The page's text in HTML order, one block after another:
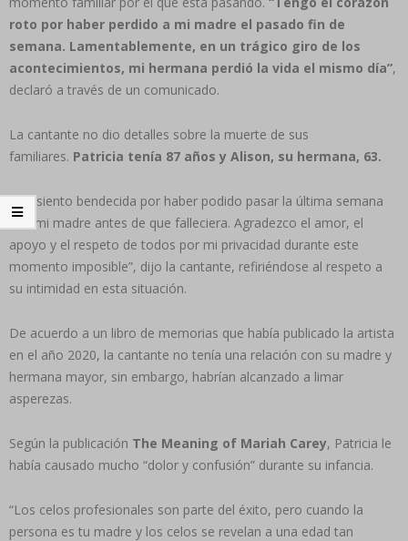
roto por haber perdido a mi madre el pasado fin de
semana. Lamentablemente, en un trágico giro de los
acontecimientos, mi hermana perdió la vida el mismo día”,
declaró a través de un comunicado.
La cantante no dio detalles sobre la muerte de sus
familiares. Patricia tenía 87 años y Alison, su hermana, 63.
“Me siento bendecida por haber podido pasar la última semana
con mi madre antes de que falleciera. Agradezco el amor, el
apoyo y el respeto de todos por mi privacidad durante este
momento imposible”, dijo la cantante, refiriéndose al respeto a
su intimidad en esta situación.
De acuerdo a un libro de memorias que había publicado la artista
en el año 2020, la cantante no tenía una relación con su madre y
hermana mayor, sin embargo, habrían alcanzado a limar
asperezas.
Según la publicación The Meaning of Mariah Carey, Patricia le
había causado mucho “dolor y confusión” durante su infancia.
“Los celos profesionales son parte del éxito, pero cuando la
persona es tu madre y los celos se revelan a una edad tan